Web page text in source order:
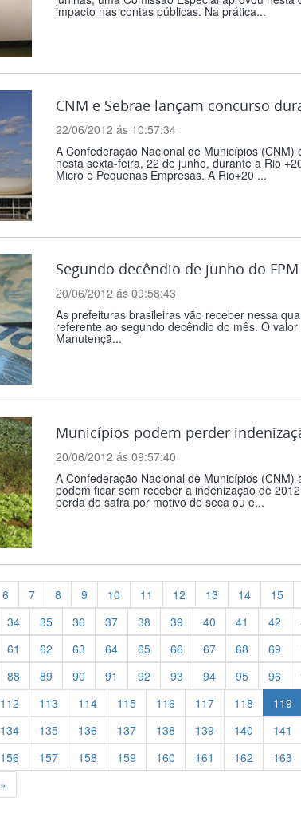
impacto nas contas públicas. Na prática...
CNM e Sebrae lançam concurso
22/06/2012 ás 10:57:34
A Confederação Nacional de Municípios
nesta sexta-feira, 22 de junho, durante a Rio
Micro e Pequenas Empresas. A Rio+20 ...
Segundo decêndio de junho do
20/06/2012 ás 09:58:43
As prefeituras brasileiras vão receber nessa
referente ao segundo decêndio do mês. O
Manutençã...
Municípios podem perder
20/06/2012 ás 09:57:40
A Confederação Nacional de Municípios
podem ficar sem receber a indenização de
perda de safra por motivo de seca ou e...
6 7 8 9 10 11 12 13 14 15
34 35 36 37 38 39 40 41 42
61 62 63 64 65 66 67 68 69
88 89 90 91 92 93 94 95 96
112 113 114 115 116 117 118 119
134 135 136 137 138 139 140 141
156 157 158 159 160 161 162 163
»